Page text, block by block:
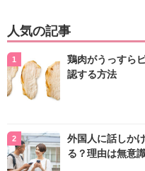
人気の記事
鶏肉がうっすら
認する方法
外国人に話しか
る？理由は無意